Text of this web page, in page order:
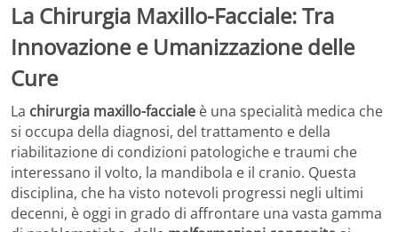
La Chirurgia Maxillo-Facciale: Tra
Innovazione e Umanizzazione delle
Cure
La chirurgia maxillo-facciale è una specialità medica che
si occupa della diagnosi, del trattamento e della
riabilitazione di condizioni patologiche e traumi che
interessano il volto, la mandibola e il cranio. Questa
disciplina, che ha visto notevoli progressi negli ultimi
decenni, è oggi in grado di affrontare una vasta gamma